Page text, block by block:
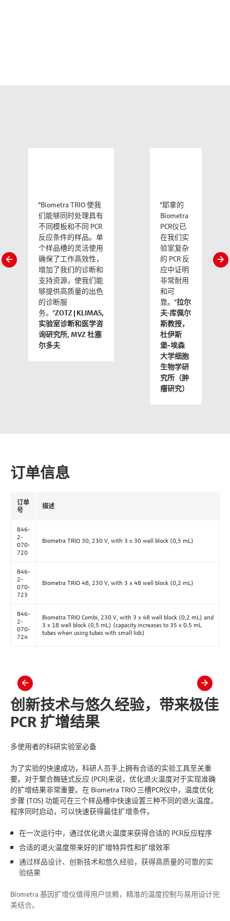
"Biometra TRIO 使我
们能够同时处理具有
不同模板和不同 PCR
反应条件的样品。单
个样品槽的灵活使用
确保了工作高效性，
增加了我们的诊断和
支持资源，使我们能
够提供高质量的出色
的诊断服
务。"ZOTZ|KLIMAS,
实验室诊断和医学咨
询研究所, MVZ 杜塞
尔多夫
"耶拿的
Biometra
PCR仪已
在我们实
验室复杂
的 PCR 反
应中证明
非常耐用
和可
靠。"拉尔
夫·库佩尔
斯教授，
杜伊斯
堡-埃森
大学细胞
生物学研
究所（肿
瘤研究）
slide
left
订单信息
订单
号
描述
846-
2-
070-
720
Biometra TRIO 30, 230 V, with 3 x 30 well block (0,5 mL)
846-
2-
070-
723
Biometra TRIO 48, 230 V, with 3 x 48 well block (0,2 mL)
846-
2-
070-
724
Biometra TRIO Combi, 230 V, with 3 x 48 well block (0,2 mL) and
3 x 18 well block (0,5 mL) (capacity increases to 35 x 0.5 mL
tubes when using tubes with small lids)
slide
slide
创新技术与悠久经验，带来极佳
PCR 扩增结果
多使用者的科研实验室必备
为了实验的快速成功，科研人员手上拥有合适的实验工具至关重
要。对于聚合酶链式反应 (PCR)来说，优化退火温度对于实现准确
的扩增结果非常重要。在 Biometra TRIO 三槽PCR仪中，温度优化
步骤 (TOS) 功能可在三个样品槽中快速设置三种不同的退火温度。
程序同时启动，可以快速获得最佳扩增条件。
在一次运行中，通过优化退火温度来获得合适的 PCR反应程序
合适的退火温度带来好的扩增特异性和扩增效率
通过样品设计、创新技术和悠久经验，获得高质量的可靠的实
验结果
Biometra 基因扩增仪值得用户信赖，精准的温度控制与易用设计完
美结合。